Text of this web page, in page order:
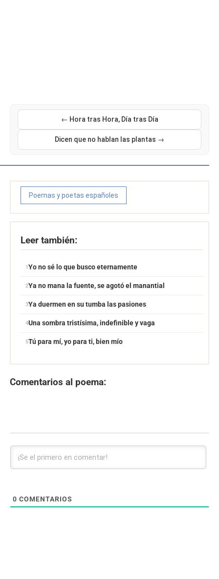
← Hora tras Hora, Día tras Día
Dicen que no hablan las plantas →
Poemas y poetas españoles
Leer también:
Yo no sé lo que busco eternamente
Ya no mana la fuente, se agotó el manantial
Ya duermen en su tumba las pasiones
Una sombra tristísima, indefinible y vaga
Tú para mí, yo para ti, bien mío
Comentarios al poema:
0 COMENTARIOS